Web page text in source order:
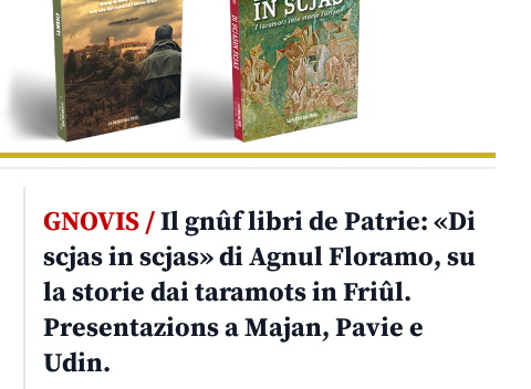
GNOVIS /Il gnûf libri de Patrie: «Di
scjas in scjas» di Agnul Floramo, su
la storie dai taramots in Friûl.
Presentazions a Majan, Pavie e
Udin.